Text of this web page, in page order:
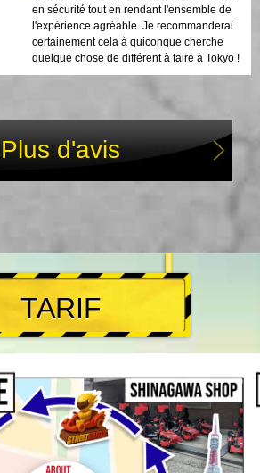
en sécurité tout en rendant l'ensemble de
l'expérience agréable. Je recommanderai
certainement cela à quiconque cherche
quelque chose de différent à faire à Tokyo !
Plus d'avis
TARIF